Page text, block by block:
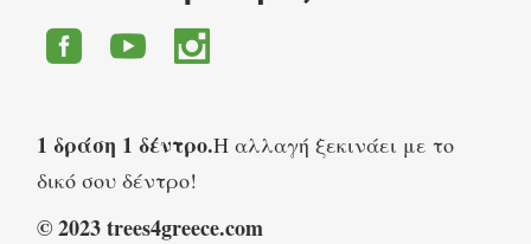
1 δράση 1 δέντρο.Η αλλαγή ξεκινάει με το
δικό σου δέντρο!
© 2023 trees4greece.com